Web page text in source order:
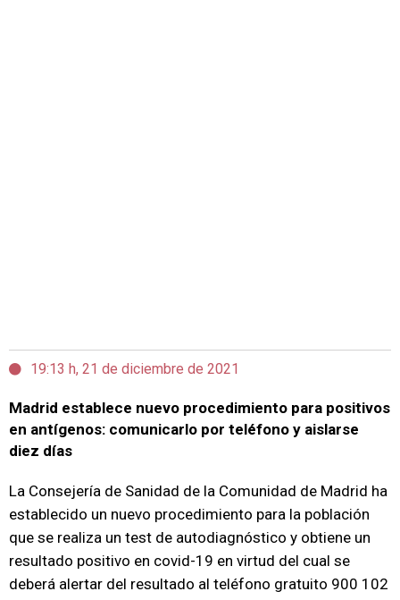
19:13 h, 21 de diciembre de 2021
Madrid establece nuevo procedimiento para positivos
en antígenos: comunicarlo por teléfono y aislarse
diez días
La Consejería de Sanidad de la Comunidad de Madrid ha
establecido un nuevo procedimiento para la población
que se realiza un test de autodiagnóstico y obtiene un
resultado positivo en covid-19 en virtud del cual se
deberá alertar del resultado al teléfono gratuito 900 102